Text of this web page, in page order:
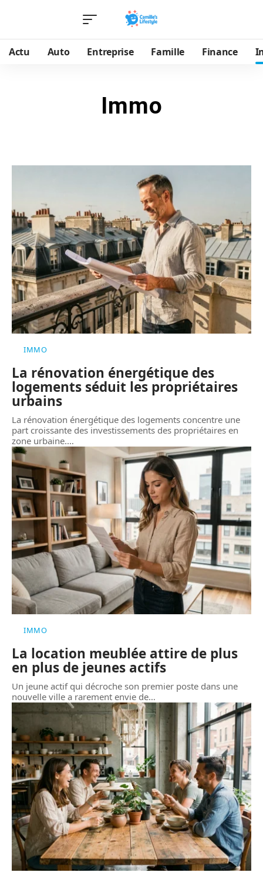
Actu Auto Entreprise Famille Finance
Immo
IMMO
La rénovation énergétique des
logements séduit les propriétaires
urbains
La rénovation énergétique des logements concentre une
part croissante des investissements des propriétaires en
zone urbaine.…
IMMO
La location meublée attire de plus
en plus de jeunes actifs
Un jeune actif qui décroche son premier poste dans une
nouvelle ville a rarement envie de…